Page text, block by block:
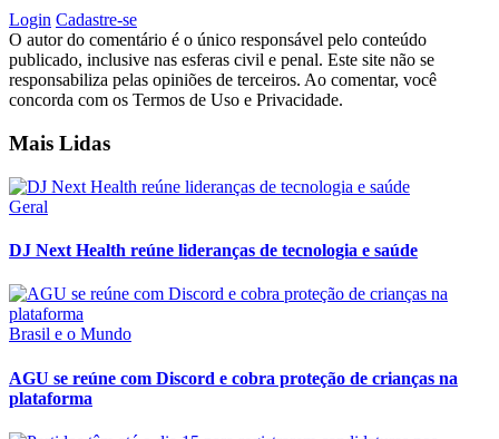
Login Cadastre-se
O autor do comentário é o único responsável pelo conteúdo
publicado, inclusive nas esferas civil e penal. Este site não se
responsabiliza pelas opiniões de terceiros. Ao comentar, você
concorda com os Termos de Uso e Privacidade.
Mais Lidas
Geral
DJ Next Health reúne lideranças de tecnologia e saúde
Brasil e o Mundo
AGU se reúne com Discord e cobra proteção de crianças na
plataforma